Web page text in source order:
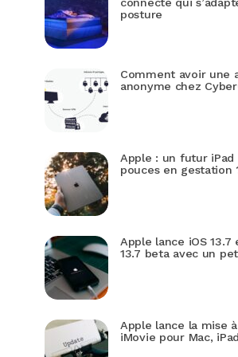
posture
Comment avoir une
anonyme chez
Apple : un futur iPad
pouces en gestation
Apple lance iOS 13.7
13.7 beta avec un
Apple lance la mise
iMovie pour Mac,